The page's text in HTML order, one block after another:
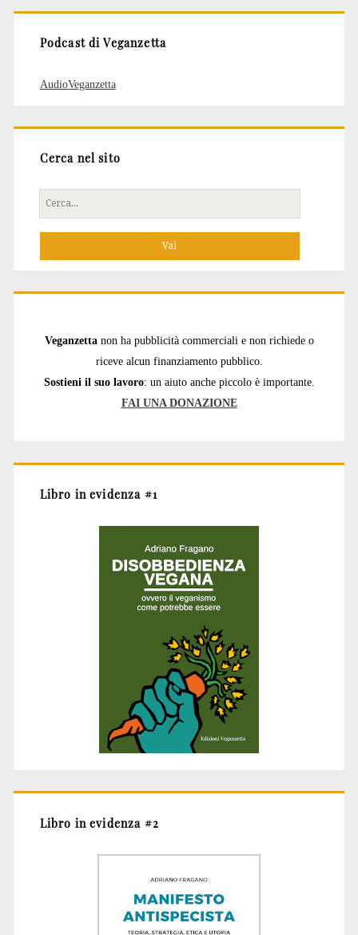
Podcast di Veganzetta
AudioVeganzetta
Cerca nel sito
Cerca
per:
Veganzetta non ha pubblicità commerciali e non richiede o
riceve alcun finanziamento pubblico.
Sostieni il suo lavoro: un aiuto anche piccolo è importante.
FAI UNA DONAZIONE
Libro in evidenza #1
Libro in evidenza #2